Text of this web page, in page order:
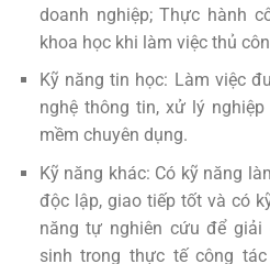
doanh nghiệp; Thực hành
khoa học khi làm việc thủ
Kỹ năng tin học: Làm việc
nghệ thông tin, xử lý
mềm chuyên dụng.
Kỹ năng khác: Có kỹ năng
độc lập, giao tiếp tốt và có
năng tự nghiên cứu để
sinh trong thực tế công